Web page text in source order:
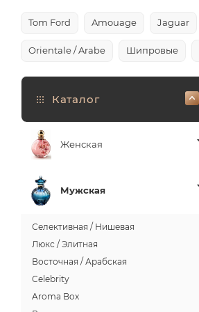
Tom Ford Amouage Jaguar
Orientale / Arabe Шипровые
Каталог
Женская
Мужская
Селективная / Нишевая
Люкс / Элитная
Восточная / Арабская
Celebrity
Aroma Box